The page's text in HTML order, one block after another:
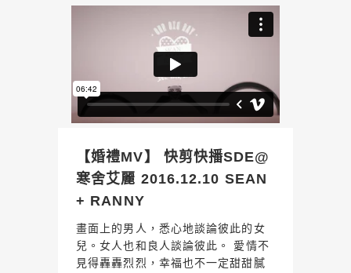
【婚禮MV】 快剪快播SDE@
寒舍艾麗 2016.12.10 SEAN
+ RANNY
畫面上的男人，悉心地談論彼此的女
兒。女人也和良人談論彼此。 愛情不
見得轟轟烈烈，幸福也不一定甜甜膩